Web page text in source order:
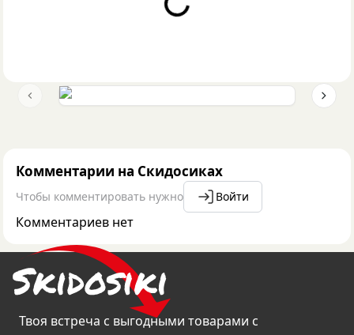
Previous slide Next
Комментарии на Скидосиках
Чтобы комментировать нужно Войти
Комментариев нет
Твоя встреча с выгодными товарами с